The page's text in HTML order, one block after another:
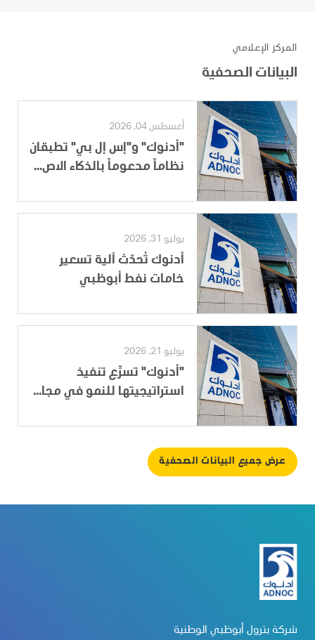
المركز الإعلامي
البيانات الصحفية
أغسطس 04, 2026
"أدنوك" و"إس إل بي" تطبقان
نظاماً مدعوماً بالذكاء الاص...
يوليو 31, 2026
أدنوك تُحدّث آلية تسعير
خامات نفط أبوظبي
يوليو 21, 2026
"أدنوك" تسرِّع تنفيذ
استراتيجيتها للنمو في مجا...
عرض جميع البيانات الصحفية
شركة بترول أبوظبي الوطنية